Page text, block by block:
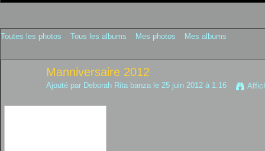
Toutes les photos Tous les albums Mes photos Mes albums
Manniversaire 2012
Ajouté par Deborah Rita banza le 25 juin 2012 à 1:16